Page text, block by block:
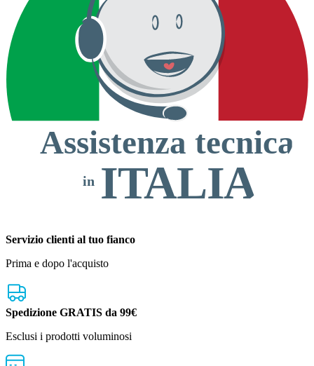
Assistenza tecnica
ITALIA
in
Servizio clienti al tuo fianco
Prima e dopo l'acquisto
Spedizione GRATIS da 99€
Esclusi i prodotti voluminosi